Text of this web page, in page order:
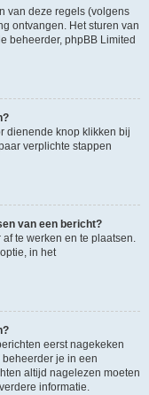
van deze regels (volgens
ontvangen. Het sturen van
beheerder, phpBB Limited
dienende knop klikken bij
verplichte stappen
van een bericht?
te werken en te plaatsen.
in het
eerst nagekeken
je in een
altijd nagelezen moeten
informatie.